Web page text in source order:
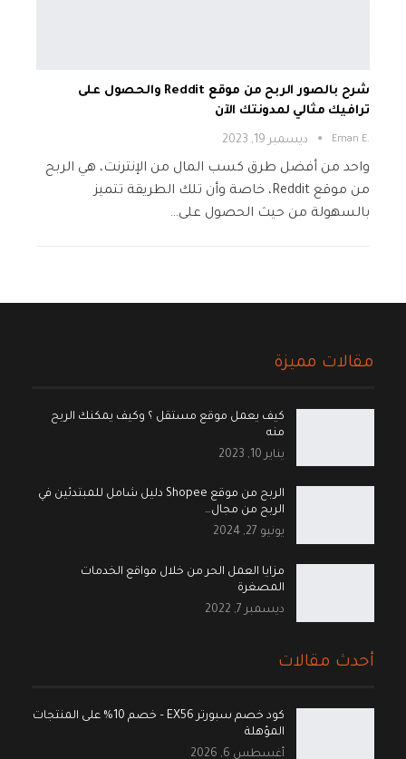
شرح بالصور الربح من موقع Reddit والحصول على
ترافيك مثالي لمدونتك الآن
.Eman E ديسمبر 19, 2023
واحد من أفضل طرق كسب المال من الإنترنت، هي الربح
من موقع Reddit، خاصة وأن تلك الطريقة تتميز
بالسهولة من حيث الحصول على…
مقالات مميزة
كيف يعمل موقع مستقل ؟ وكيف يمكنك الربح
منه
يناير 10, 2023
الربح من موقع Shopee دليل شامل للمبتدئين في
الربح من مجال…
يونيو 27, 2024
مزايا العمل الحر من خلال مواقع الخدمات
المصغرة
ديسمبر 7, 2022
أحدث مقالات
كود خصم سبورتر EX56 – خصم 10% على المنتجات
المؤهلة
أغسطس 6, 2026